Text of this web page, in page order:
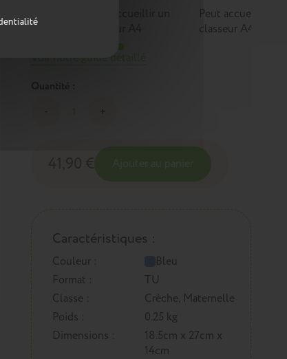
Peut accueillir un
classeur A4
Voir notre guide détaillé
Caractéristiques :
Couleur :
Bleu
Format :
TU
Classe :
Crèche, Maternelle
Poids :
0.25 kg
Dimensions :
18.5cm x 27cm x
14cm